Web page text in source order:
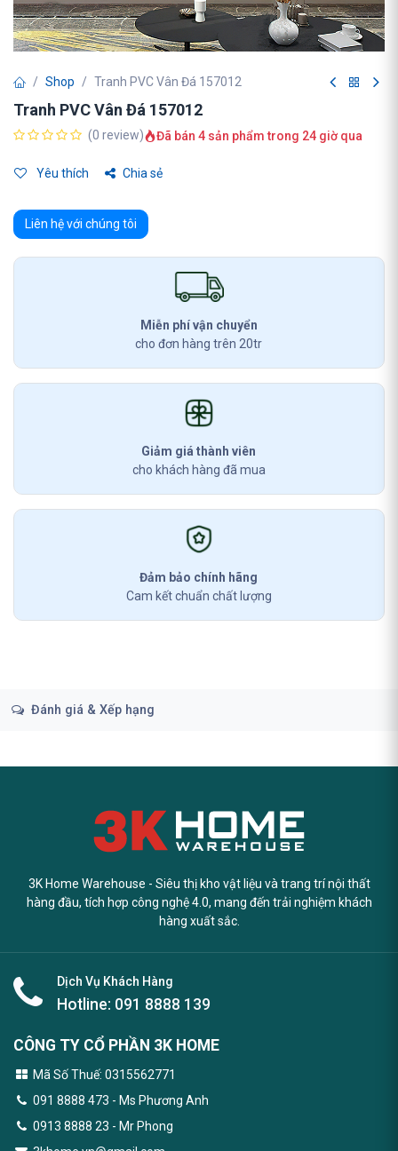
Shop Tranh PVC Vân Đá 157012
Tranh PVC Vân Đá 157012
(0 review) Đã bán 4 sản phẩm trong 24 giờ qua
Yêu thích Chia sẻ
Liên hệ với chúng tôi
Miễn phí vận chuyển
cho đơn hàng trên 20tr
Giảm giá thành viên
cho khách hàng đã mua
Đảm bảo chính hãng
Cam kết chuẩn chất lượng
Đánh giá & Xếp hạng
3K Home Warehouse - Siêu thị kho vật liệu và trang trí nội thất
hàng đầu, tích hợp công nghệ 4.0, mang đến trải nghiệm khách
hàng xuất sắc.
Dịch Vụ Khách Hàng
Hotline: 091 8888 139
CÔNG TY CỔ PHẦN 3K HOME
Mã Số Thuế: 0315562771
091 8888 473 - Ms Phương Anh
0913 8888 23 - Mr Phong